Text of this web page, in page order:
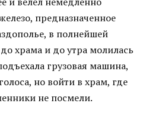
предназначенное
в полнейшей
храма и до утра молилась
грузовая машина,
но войти в храм, где
не посмели.